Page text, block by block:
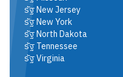
รัฐNew Jersey
รัฐNew York
รัฐNorth Dakota
รัฐTennessee
รัฐVirginia